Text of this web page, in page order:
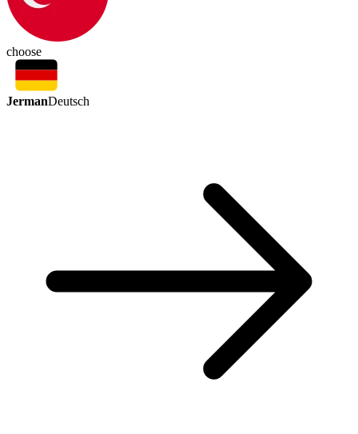
choose
JermanDeutsch